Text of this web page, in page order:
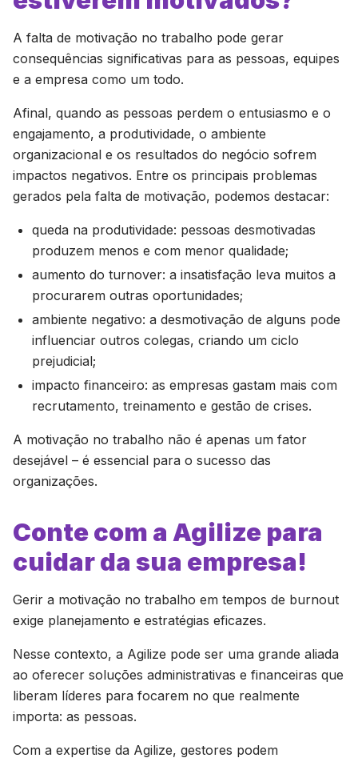
A falta de motivação no trabalho pode gerar
consequências significativas para as pessoas, equipes
e a empresa como um todo.
Afinal, quando as pessoas perdem o entusiasmo e o
engajamento, a produtividade, o ambiente
organizacional e os resultados do negócio sofrem
impactos negativos. Entre os principais problemas
gerados pela falta de motivação, podemos destacar:
queda na produtividade: pessoas desmotivadas
produzem menos e com menor qualidade;
aumento do turnover: a insatisfação leva muitos a
procurarem outras oportunidades;
ambiente negativo: a desmotivação de alguns pode
influenciar outros colegas, criando um ciclo
prejudicial;
impacto financeiro: as empresas gastam mais com
recrutamento, treinamento e gestão de crises.
A motivação no trabalho não é apenas um fator
desejável – é essencial para o sucesso das
organizações.
Conte com a Agilize para
cuidar da sua empresa!
Gerir a motivação no trabalho em tempos de burnout
exige planejamento e estratégias eficazes.
Nesse contexto, a Agilize pode ser uma grande aliada
ao oferecer soluções administrativas e financeiras que
liberam líderes para focarem no que realmente
importa: as pessoas.
Com a expertise da Agilize, gestores podem